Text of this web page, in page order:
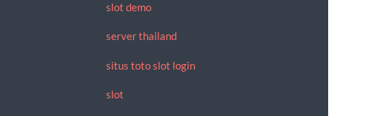
slot demo
server thailand
situs toto slot login
slot